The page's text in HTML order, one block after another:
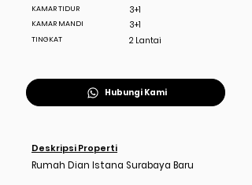
KAMAR TIDUR
KAMAR MANDI
TINGKAT
3+1
3+1
2 Lantai
Hubungi Kami
Deskripsi Properti
Rumah Dian Istana Surabaya Baru